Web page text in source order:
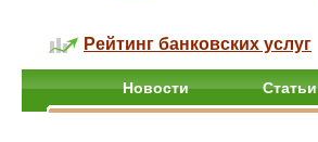
Рейтинг банковских услуг
Новости Статьи